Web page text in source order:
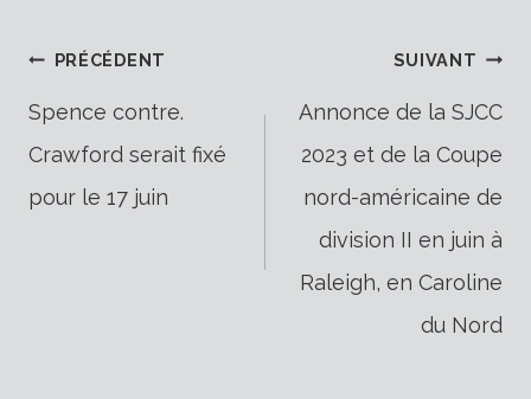
Navigation
de
PRÉCÉDENT
Spence contre.
Crawford serait fixé
pour le 17 juin
SUIVANT
Annonce de la SJCC
2023 et de la Coupe
nord-américaine de
division II en juin à
Raleigh, en Caroline
du Nord